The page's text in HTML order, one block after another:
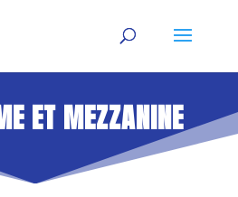
ET MEZZANINE